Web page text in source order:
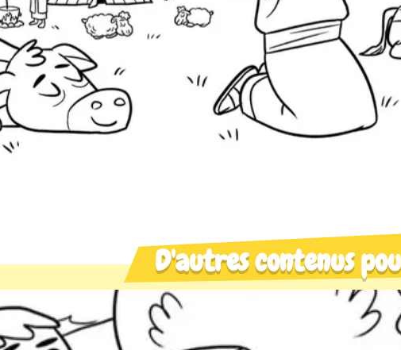
D'autres contenus